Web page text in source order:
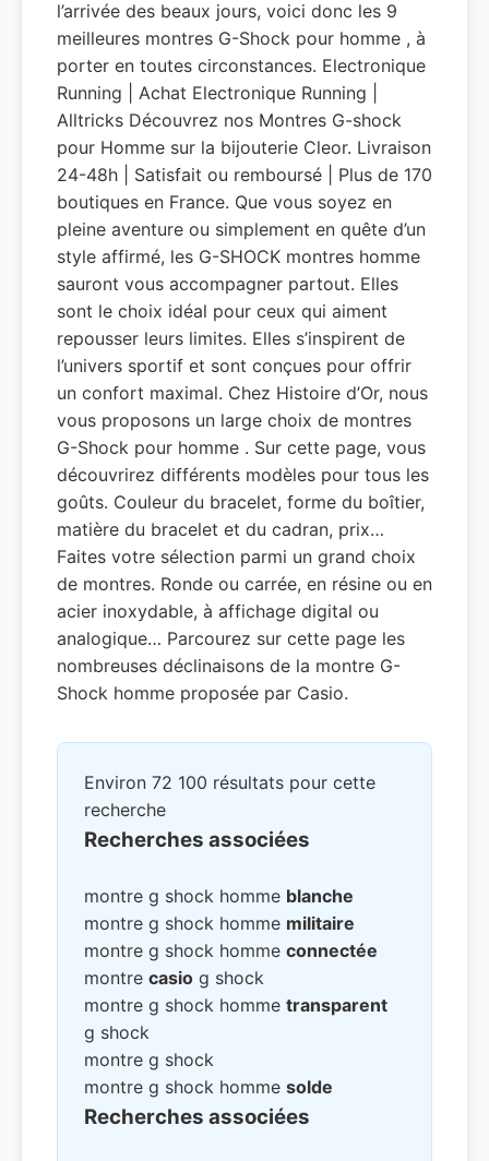
l’arrivée des beaux jours, voici donc les 9
meilleures montres G-Shock pour homme , à
porter en toutes circonstances. Electronique
Running | Achat Electronique Running |
Alltricks Découvrez nos Montres G-shock
pour Homme sur la bijouterie Cleor. Livraison
24-48h | Satisfait ou remboursé | Plus de 170
boutiques en France. Que vous soyez en
pleine aventure ou simplement en quête d’un
style affirmé, les G-SHOCK montres homme
sauront vous accompagner partout. Elles
sont le choix idéal pour ceux qui aiment
repousser leurs limites. Elles s’inspirent de
l’univers sportif et sont conçues pour offrir
un confort maximal. Chez Histoire d’Or, nous
vous proposons un large choix de montres
G-Shock pour homme . Sur cette page, vous
découvrirez différents modèles pour tous les
goûts. Couleur du bracelet, forme du boîtier,
matière du bracelet et du cadran, prix…
Faites votre sélection parmi un grand choix
de montres. Ronde ou carrée, en résine ou en
acier inoxydable, à affichage digital ou
analogique… Parcourez sur cette page les
nombreuses déclinaisons de la montre G-
Shock homme proposée par Casio.
Environ 72 100 résultats pour cette
recherche
Recherches associées
montre g shock homme blanche
montre g shock homme militaire
montre g shock homme connectée
montre casio g shock
montre g shock homme transparent
g shock
montre g shock
montre g shock homme solde
Recherches associées